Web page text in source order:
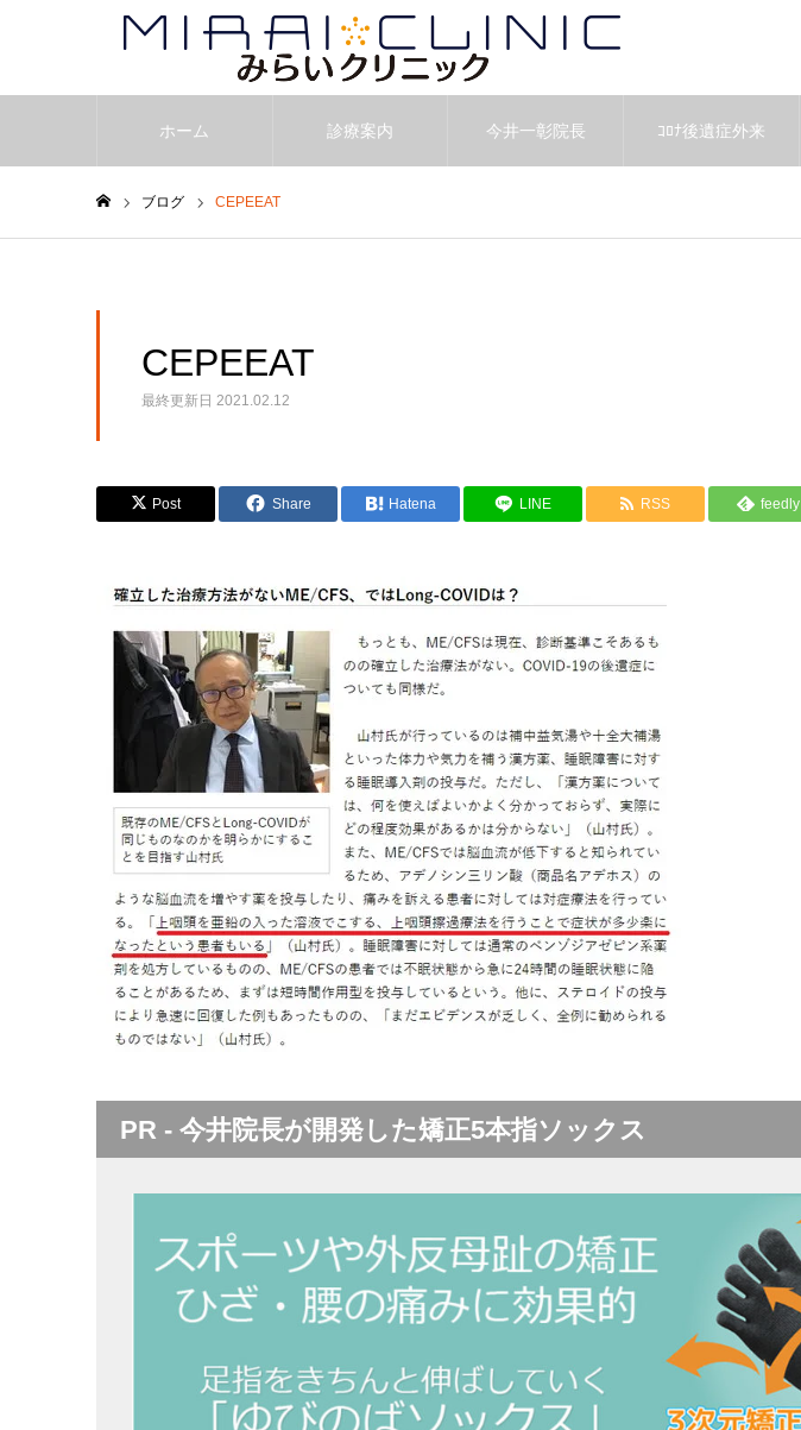
ホーム 診療案内 今井一彰院長 ｺﾛﾅ後遺症外来
ブログ CEPEEAT
CEPEEAT
最終更新日 2021.02.12
Post Share Hatena LINE RSS feedly
PR - 今井院長が開発した矯正5本指ソックス